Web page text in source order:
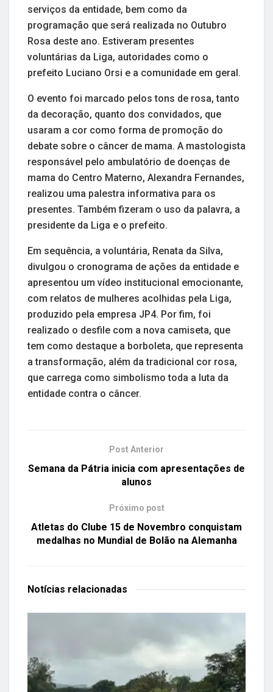
serviços da entidade, bem como da
programação que será realizada no Outubro
Rosa deste ano. Estiveram presentes
voluntárias da Liga, autoridades como o
prefeito Luciano Orsi e a comunidade em geral.
O evento foi marcado pelos tons de rosa, tanto
da decoração, quanto dos convidados, que
usaram a cor como forma de promoção do
debate sobre o câncer de mama. A mastologista
responsável pelo ambulatório de doenças de
mama do Centro Materno, Alexandra Fernandes,
realizou uma palestra informativa para os
presentes. Também fizeram o uso da palavra, a
presidente da Liga e o prefeito.
Em sequência, a voluntária, Renata da Silva,
divulgou o cronograma de ações da entidade e
apresentou um vídeo institucional emocionante,
com relatos de mulheres acolhidas pela Liga,
produzido pela empresa JP4. Por fim, foi
realizado o desfile com a nova camiseta, que
tem como destaque a borboleta, que representa
a transformação, além da tradicional cor rosa,
que carrega como simbolismo toda a luta da
entidade contra o câncer.
Post Anterior
Semana da Pátria inicia com apresentações de
alunos
Próximo post
Atletas do Clube 15 de Novembro conquistam
medalhas no Mundial de Bolão na Alemanha
Notícias relacionadas